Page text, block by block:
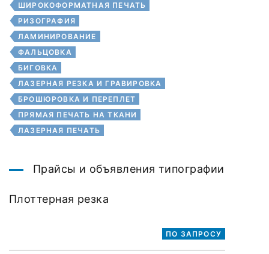
ШИРОКОФОРМАТНАЯ ПЕЧАТЬ
РИЗОГРАФИЯ
ЛАМИНИРОВАНИЕ
ФАЛЬЦОВКА
БИГОВКА
ЛАЗЕРНАЯ РЕЗКА И ГРАВИРОВКА
БРОШЮРОВКА И ПЕРЕПЛЕТ
ПРЯМАЯ ПЕЧАТЬ НА ТКАНИ
ЛАЗЕРНАЯ ПЕЧАТЬ
Прайсы и объявления типографии
Плоттерная резка
ПО ЗАПРОСУ